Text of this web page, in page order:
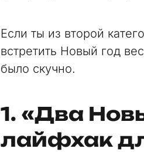
Если ты из второй
встретить Новый год
было скучно.
1. «Два
лайфхак